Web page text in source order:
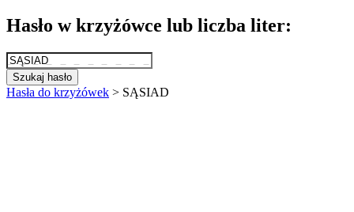
Hasło w krzyżówce lub liczba liter:
Szukaj hasło
Hasła do krzyżówek > SĄSIAD